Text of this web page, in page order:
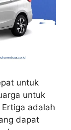
untuk
untuk
adalah
dapat